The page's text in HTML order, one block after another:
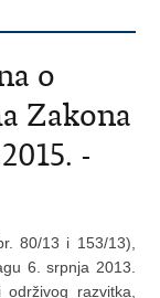
o
Zakona
-
80/13 i 153/13),
6. srpnja 2013.
razvitka,